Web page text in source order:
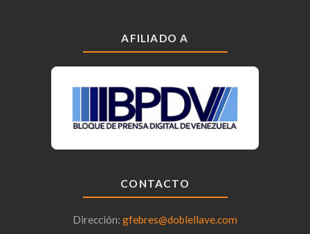
AFILIADO A
CONTACTO
Dirección: gfebres@doblellave.com